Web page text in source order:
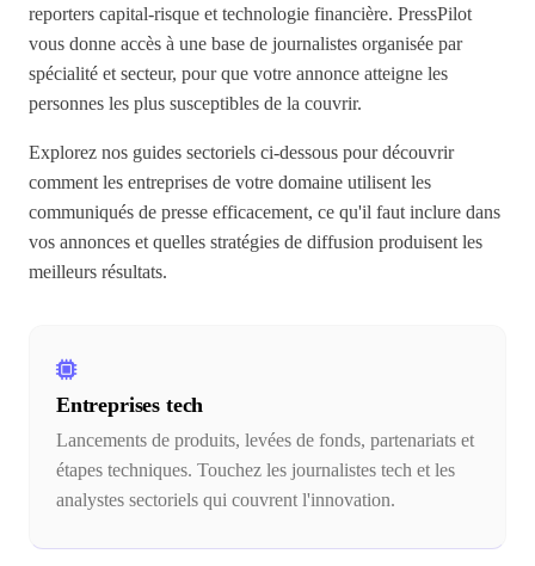
reporters capital-risque et technologie financière. PressPilot
vous donne accès à une base de journalistes organisée par
spécialité et secteur, pour que votre annonce atteigne les
personnes les plus susceptibles de la couvrir.
Explorez nos guides sectoriels ci-dessous pour découvrir
comment les entreprises de votre domaine utilisent les
communiqués de presse efficacement, ce qu'il faut inclure dans
vos annonces et quelles stratégies de diffusion produisent les
meilleurs résultats.
Entreprises tech
Lancements de produits, levées de fonds, partenariats et
étapes techniques. Touchez les journalistes tech et les
analystes sectoriels qui couvrent l'innovation.